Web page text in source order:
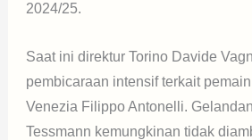
2024/25.
Saat ini direktur Torino Davide
pembicaraan intensif terkait
Venezia Filippo Antonelli.
Tessmann kemungkinan tidak